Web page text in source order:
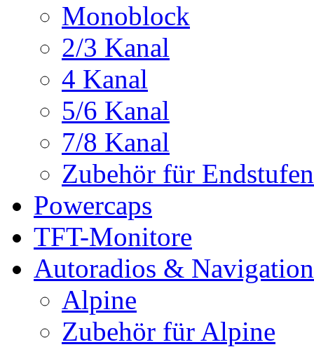
Monoblock
2/3 Kanal
4 Kanal
5/6 Kanal
7/8 Kanal
Zubehör für Endstufen
Powercaps
TFT-Monitore
Autoradios & Navigation
Alpine
Zubehör für Alpine